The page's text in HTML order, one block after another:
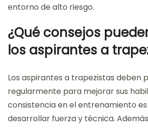
entorno de alto riesgo.
¿Qué consejos
los aspirantes a
Los aspirantes a trapezistas deben
regularmente para mejorar sus
consistencia en el entrenamiento
desarrollar fuerza y técnica.